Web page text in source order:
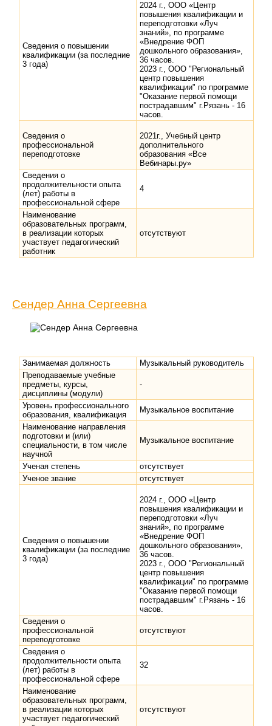
Сведения о повышении
квалификации (за последние
3 года)
2024 г., ООО «Центр
повышения квалификации и
переподготовки «Луч
знаний», по программе
«Внедрение ФОП
дошкольного образования»,
36 часов.
2023 г., ООО "Региональный
центр повышения
квалификации" по программе
"Оказание первой помощи
пострадавшим" г.Рязань - 16
часов.
Сведения о
профессиональной
переподготовке
2021г., Учебный центр
дополнительного
образования «Все
Вебинары.ру»
Сведения о
продолжительности опыта
(лет) работы в
профессиональной сфере
4
Наименование
образовательных программ,
в реализации которых
участвует педагогический
работник
отсутствуют
Сендер Анна Сергеевна
Занимаемая должность
Музыкальный руководитель
Преподаваемые учебные
предметы, курсы,
дисциплины (модули)
-
Уровень профессионального
образования, квалификация
Музыкальное воспитание
Наименование направления
подготовки и (или)
специальности, в том числе
научной
Музыкальное воспитание
Ученая степень
отсутствует
Ученое звание
отсутствует
Сведения о повышении
квалификации (за последние
3 года)
2024 г., ООО «Центр
повышения квалификации и
переподготовки «Луч
знаний», по программе
«Внедрение ФОП
дошкольного образования»,
36 часов.
2023 г., ООО "Региональный
центр повышения
квалификации" по программе
"Оказание первой помощи
пострадавшим" г.Рязань - 16
часов.
Сведения о
профессиональной
переподготовке
отсутствуют
Сведения о
продолжительности опыта
(лет) работы в
профессиональной сфере
32
Наименование
образовательных программ,
в реализации которых
участвует педагогический
отсутствуют